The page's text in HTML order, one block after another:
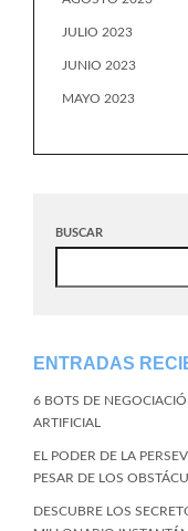
JULIO 2023
JUNIO 2023
MAYO 2023
BUSCAR
ENTRADAS
6 BOTS DE
ARTIFICIAL
EL PODER DE LA
PESAR DE LOS
DESCUBRE LOS